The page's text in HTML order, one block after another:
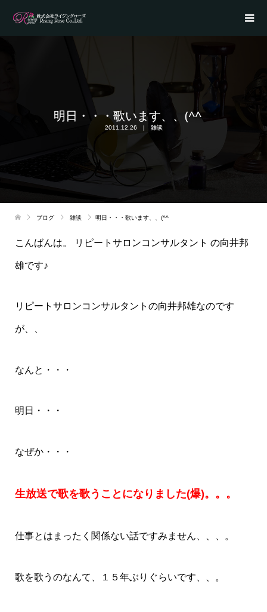
明日・・・歌います、、(^^ゞ
2011.12.26 雑談
ブログ 雑談 明日・・・歌います、、(^^ゞ
こんばんは。 リピートサロンコンサルタント の向井邦
雄です♪
リピートサロンコンサルタントの向井邦雄なのです
が、、
なんと・・・
明日・・・
なぜか・・・
生放送で歌を歌うことになりました(爆)。。。
仕事とはまったく関係ない話ですみません、、、。
歌を歌うのなんて、１５年ぶりぐらいです、、。